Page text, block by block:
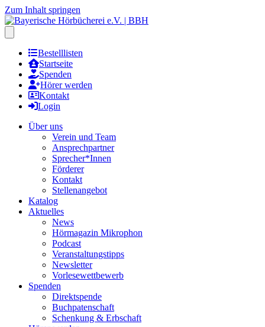
Zum Inhalt springen
Bestelllisten
Startseite
Spenden
Hörer werden
Kontakt
Login
Über uns
Verein und Team
Ansprechpartner
Sprecher*Innen
Förderer
Kontakt
Stellenangebot
Katalog
Aktuelles
News
Hörmagazin Mikrophon
Podcast
Veranstaltungstipps
Newsletter
Vorlesewettbewerb
Spenden
Direktspende
Buchpatenschaft
Schenkung & Erbschaft